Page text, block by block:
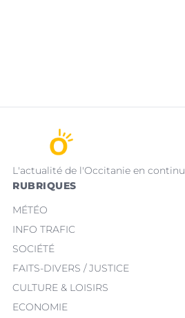
L'actualité de l'Occitanie en continu
RUBRIQUES
MÉTÉO
INFO TRAFIC
SOCIÉTÉ
FAITS-DIVERS / JUSTICE
CULTURE & LOISIRS
ECONOMIE